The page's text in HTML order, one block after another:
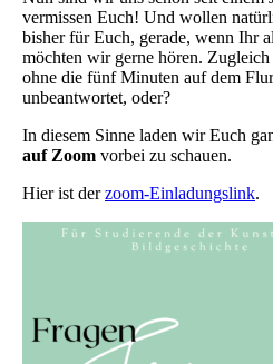
vermissen Euch! Und wollen
bisher für Euch, gerade, wenn Ihr
möchten wir gerne hören.
ohne die fünf Minuten auf dem
unbeantwortet, oder?
In diesem Sinne laden wir Euch
auf Zoom vorbei zu schauen.
Hier ist derzoom-Einladungslink.